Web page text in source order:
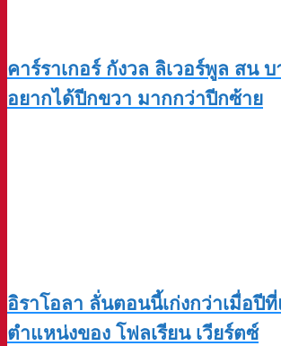
คาร์ราเกอร์ กังวล ลิเวอร์พูล สน บ
อยากได้ปีกขวา มากกว่าปีกซ้าย
อิราโอลา ลั่นตอนนี้เก่งกว่าเมื่อปีที่
ตำแหน่งของ โฟลเรียน เวียร์ตซ์